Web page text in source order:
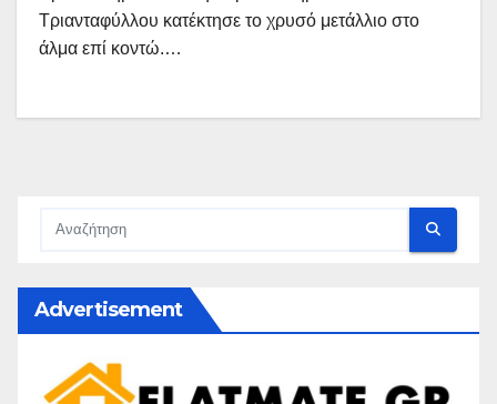
Τριανταφύλλου κατέκτησε το χρυσό μετάλλιο στο
άλμα επί κοντώ.…
Advertisement